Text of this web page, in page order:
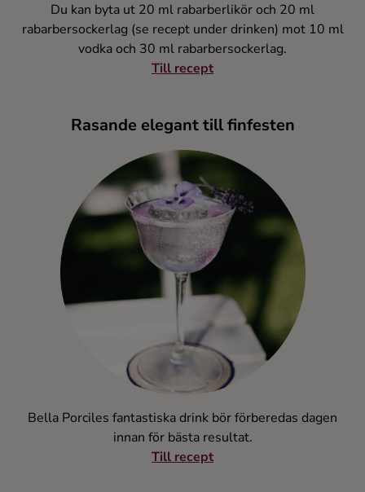
Du kan byta ut 20 ml rabarberlikör och 20 ml
rabarbersockerlag (se recept under drinken) mot 10 ml
vodka och 30 ml rabarbersockerlag.
Till recept
Rasande elegant till finfesten
Bella Porciles fantastiska drink bör förberedas dagen
innan för bästa resultat.
Till recept